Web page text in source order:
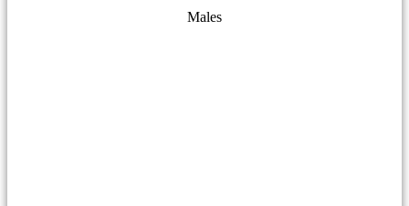
Males